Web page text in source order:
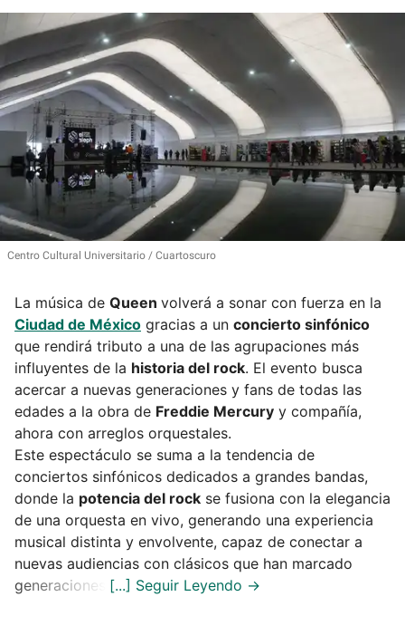
Centro Cultural Universitario Cuartoscuro
La música de Queen volverá a sonar con fuerza en la
Ciudad de México gracias a un concierto sinfónico
que rendirá tributo a una de las agrupaciones más
influyentes de la historia del rock. El evento busca
acercar a nuevas generaciones y fans de todas las
edades a la obra de Freddie Mercury y compañía,
ahora con arreglos orquestales.
Este espectáculo se suma a la tendencia de
conciertos sinfónicos dedicados a grandes bandas,
donde la potencia del rock se fusiona con la elegancia
de una orquesta en vivo, generando una experiencia
musical distinta y envolvente, capaz de conectar a
nuevas audiencias con clásicos que han marcado
generaciones.